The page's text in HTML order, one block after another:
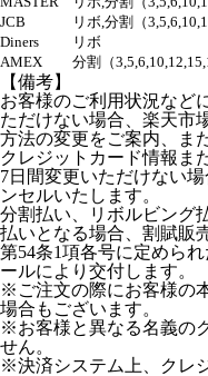
JCB
リボ,分割（
Diners
リボ
AMEX
分割（
【備考】
お客様のご利用状況など
ただけない場合、楽天市
方法の変更をご案内、ま
クレジットカード情報ま
7日間変更いただけない
ンセルいたします。
分割払い、リボルビング
払いとなる場合、割賦販
第54条1項各号に定めら
ールにより交付します。
※ご注文の際にお客様の
場合もございます。
※お客様と異なる名義の
せん。
※決済システム上、クレ